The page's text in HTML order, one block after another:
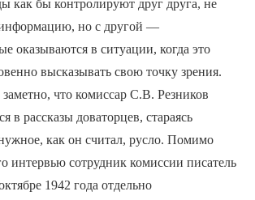
как бы контролируют друг друга, не
информацию, но с другой —
оказываются в ситуации, когда это
высказывать свою точку зрения.
что комиссар С.В. Резников
в рассказы доваторцев, стараясь
как он считал, русло. Помимо
интервью сотрудник комиссии писатель
1942 года отдельно